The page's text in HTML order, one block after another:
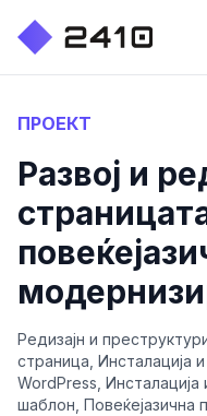
ПРОЕКТ
Развој и
Редизајн и
страница, Инсталација
WordPress,
шаблон, Повеќејазична